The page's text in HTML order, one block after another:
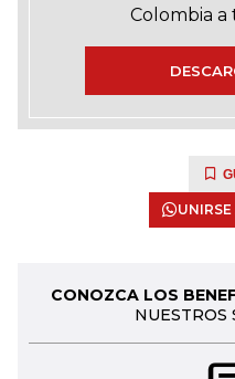
Colombia a
CONOZCA LOS
NUESTROS